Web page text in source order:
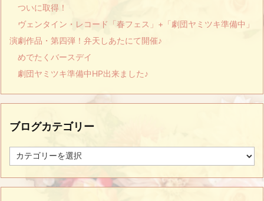
ついに取得！
ヴェンタイン・レコード「春フェス」+「劇団ヤミツキ準備中」
演劇作品・第四弾！弁天しあたにて開催♪
めでたくバースデイ
劇団ヤミツキ準備中HP出来ました♪
ブログカテゴリー
ロ
カ